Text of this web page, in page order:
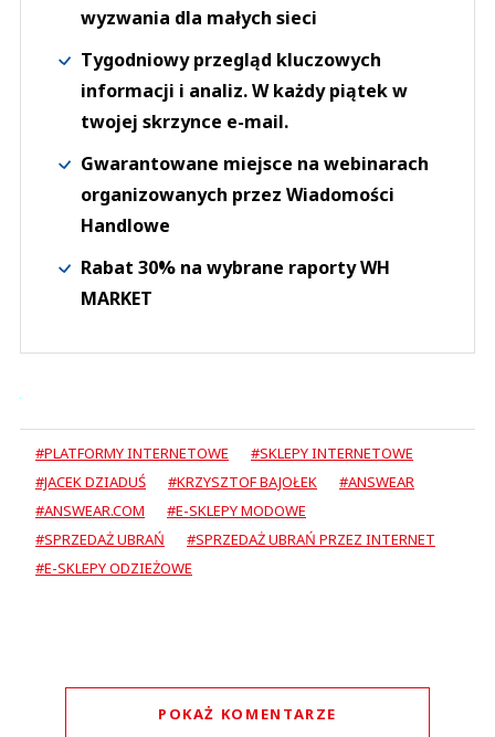
wyzwania dla małych sieci
Tygodniowy przegląd kluczowych
informacji i analiz. W każdy piątek w
twojej skrzynce e-mail.
Gwarantowane miejsce na webinarach
organizowanych przez Wiadomości
Handlowe
Rabat 30% na wybrane raporty WH
MARKET
#PLATFORMY INTERNETOWE
#SKLEPY INTERNETOWE
#JACEK DZIADUŚ
#KRZYSZTOF BAJOŁEK
#ANSWEAR
#ANSWEAR.COM
#E-SKLEPY MODOWE
#SPRZEDAŻ UBRAŃ
#SPRZEDAŻ UBRAŃ PRZEZ INTERNET
#E-SKLEPY ODZIEŻOWE
POKAŻ KOMENTARZE